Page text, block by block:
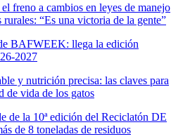
freno a cambios en leyes de manejo
“Es una victoria de la gente”
BAFWEEK: llega la edición
2027
y nutrición precisa: las claves para
de vida de los gatos
de la 10ª edición del Reciclatón DE
de 8 toneladas de residuos